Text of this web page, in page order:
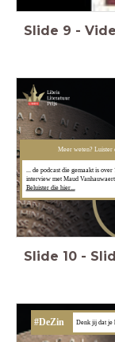
Slide 9 -
Meer weten? Luister
... de podcast die gemaakt is over
interview met Maud
Beluister die hier...
Slide 10 -
#DeZin Denk jij dat je